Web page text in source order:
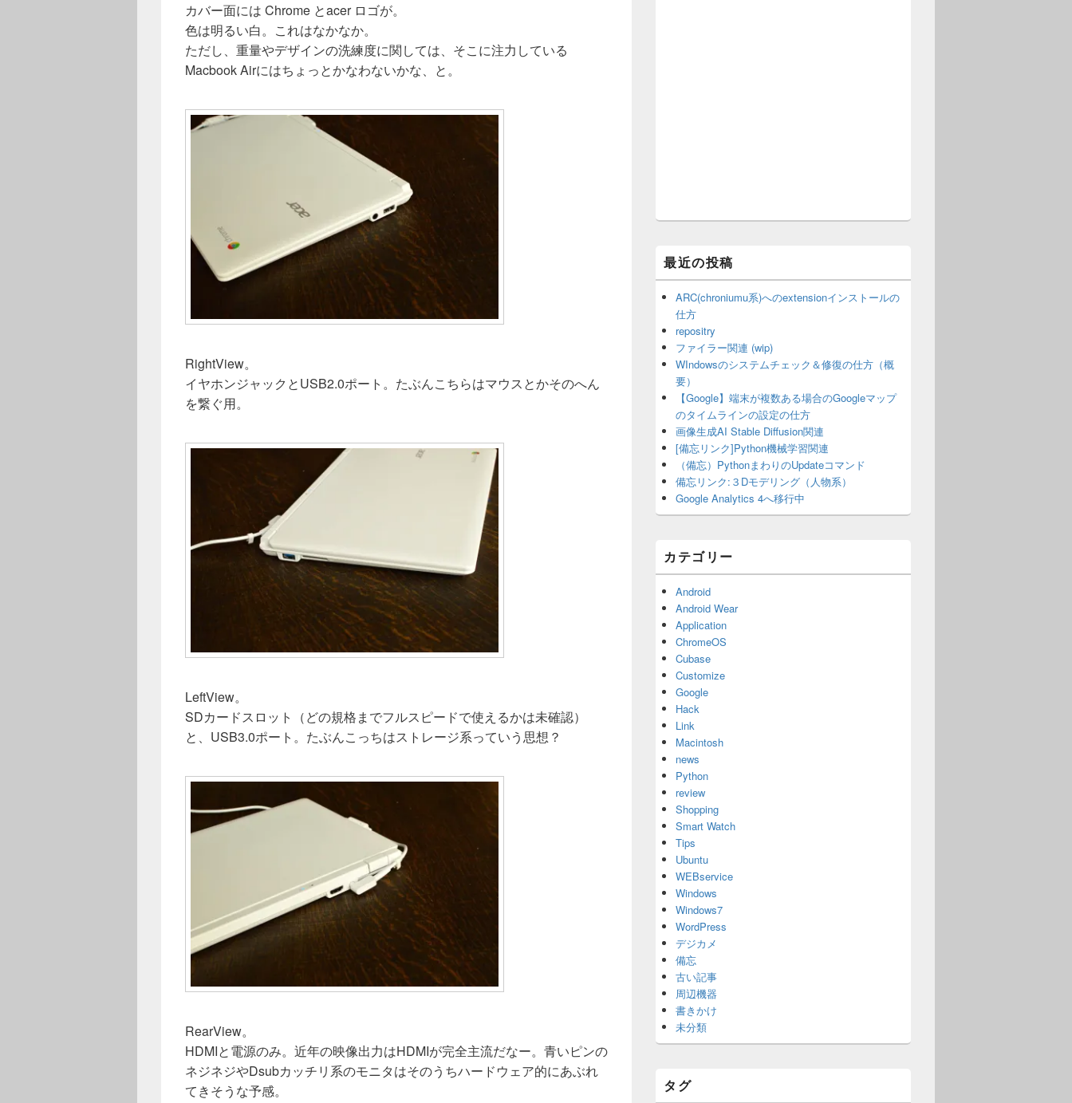
カバー面には Chrome とacer ロゴが。
色は明るい白。これはなかなか。
ただし、重量やデザインの洗練度に関しては、そこに注力している
Macbook Airにはちょっとかなわないかな、と。
RightView。
イヤホンジャックとUSB2.0ポート。たぶんこちらはマウスとかそのへん
を繋ぐ用。
LeftView。
SDカードスロット（どの規格までフルスピードで使えるかは未確認）
と、USB3.0ポート。たぶんこっちはストレージ系っていう思想？
RearView。
HDMIと電源のみ。近年の映像出力はHDMIが完全主流だなー。青いピンの
ネジネジやDsubカッチリ系のモニタはそのうちハードウェア的にあぶれ
てきそうな予感。
最近の投稿
ARC(chroniumu系)へのextensionインストールの
仕方
repositry
ファイラー関連 (wip)
WIndowsのシステムチェック＆修復の仕方（概
要）
【Google】端末が複数ある場合のGoogleマップ
のタイムラインの設定の仕方
画像生成AI Stable Diffusion関連
[備忘リンク]Python機械学習関連
（備忘）PythonまわりのUpdateコマンド
備忘リンク:３Dモデリング（人物系）
Google Analytics 4へ移行中
カテゴリー
Android
Android Wear
Application
ChromeOS
Cubase
Customize
Google
Hack
Link
Macintosh
news
Python
review
Shopping
Smart Watch
Tips
Ubuntu
WEBservice
Windows
Windows7
WordPress
デジカメ
備忘
古い記事
周辺機器
書きかけ
未分類
タグ